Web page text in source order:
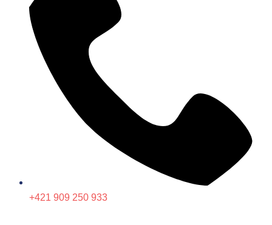
+421 909 250 933